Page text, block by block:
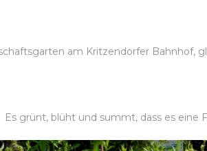
am Kritzendorfer Bahnhof,
Es grünt, blüht und summt, dass es eine